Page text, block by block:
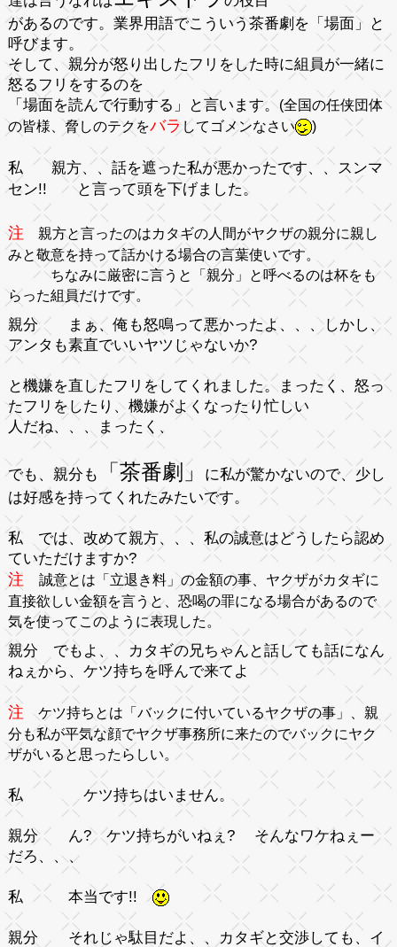
があるのです。業界用語でこういう茶番劇を 「場面」 と
呼びます。
そして、親分が怒り出したフリをした時に組員が一緒に
怒るフリをするのを
「場面を読んで行動する」
と言います。(全国の任侠団体
の皆様、脅しのテクをバラしてゴメンなさい )
私 親方、、話を遮った私が悪かったです、、スンマ
セン!! と言って頭を下げました。
注
親方と言ったのはカタギの人間がヤクザの親分に親し
みと敬意を持って話かける場合の言葉使いです。
ちなみに厳密に言うと「親分」と呼べるのは杯をも
らった組員だけです。
親分
まぁ、俺も怒鳴って悪かったよ、、、しかし、
アンタも素直でいいヤツじゃないか?
と機嫌を直したフリをしてくれました。 まったく、怒っ
たフリをしたり、機嫌がよくなったり忙しい
人だね、、、まったく、
でも、親分も 「茶番劇」
に私が驚かないので、少し
は好感を持ってくれたみたいです。
私 では、改めて親方、、、私の誠意はどうしたら認め
ていただけますか?
注
誠意とは「立退き料」の金額の事、ヤクザがカタギに
直接欲しい金額を言うと、恐喝の罪になる場合があるので
気を使ってこのように表現した。
親分 でもよ、、カタギの兄ちゃんと話しても話になん
ねぇから、ケツ持ちを呼んで来てよ
注 ケツ持ちとは「バックに付いているヤクザの事」、親
分も私が平気な顔でヤクザ事務所に来たのでバックにヤク
ザがいると思ったらしい。
私 ケツ持ちはいません。
親分 ん?
ケツ持ちがいねぇ? そんなワケねぇー
だろ、、、
私 本当です!!
親分
それじゃ駄目だよ、、カタギと交渉しても、イ